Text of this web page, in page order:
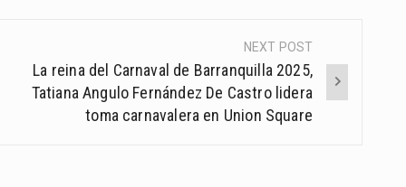
NEXT POST
La reina del Carnaval de Barranquilla 2025,
Tatiana Angulo Fernández De Castro lidera
toma carnavalera en Union Square